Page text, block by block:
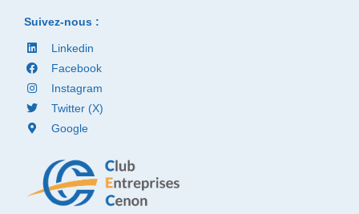
Suivez-nous :
Linkedin
Facebook
Instagram
Twitter (X)
Google